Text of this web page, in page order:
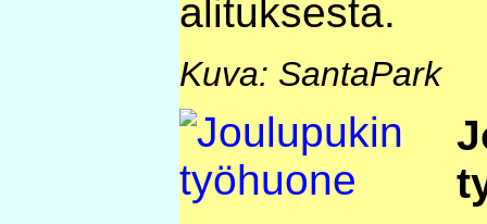
alituksesta.
Kuva: SantaPark